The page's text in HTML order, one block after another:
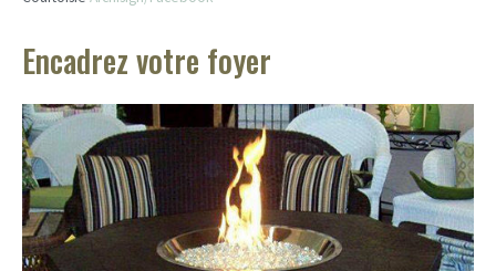
Encadrez votre foyer